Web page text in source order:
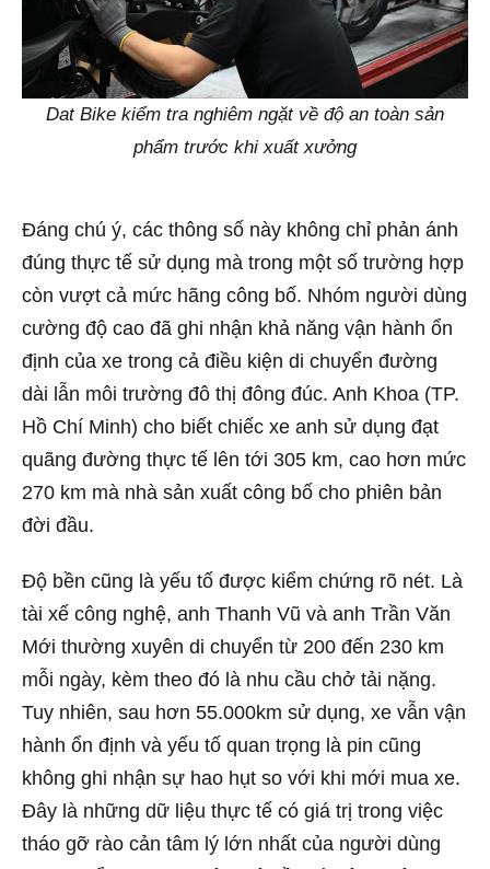
Dat Bike kiểm tra nghiêm ngặt về độ an toàn sản
phẩm trước khi xuất xưởng
Đáng chú ý, các thông số này không chỉ phản ánh
đúng thực tế sử dụng mà trong một số trường hợp
còn vượt cả mức hãng công bố. Nhóm người dùng
cường độ cao đã ghi nhận khả năng vận hành ổn
định của xe trong cả điều kiện di chuyển đường
dài lẫn môi trường đô thị đông đúc. Anh Khoa (TP.
Hồ Chí Minh) cho biết chiếc xe anh sử dụng đạt
quãng đường thực tế lên tới 305 km, cao hơn mức
270 km mà nhà sản xuất công bố cho phiên bản
đời đầu.
Độ bền cũng là yếu tố được kiểm chứng rõ nét. Là
tài xế công nghệ, anh Thanh Vũ và anh Trần Văn
Mới thường xuyên di chuyển từ 200 đến 230 km
mỗi ngày, kèm theo đó là nhu cầu chở tải nặng.
Tuy nhiên, sau hơn 55.000km sử dụng, xe vẫn vận
hành ổn định và yếu tố quan trọng là pin cũng
không ghi nhận sự hao hụt so với khi mới mua xe.
Đây là những dữ liệu thực tế có giá trị trong việc
tháo gỡ rào cản tâm lý lớn nhất của người dùng